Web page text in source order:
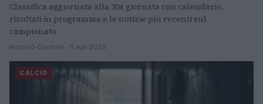
Classifica aggiornata alla 20a giornata con calendario,
risultati in programma e le notizie più recenti sul
campionato
Niccolò Conforti · 11 Apr 2026
CALCIO